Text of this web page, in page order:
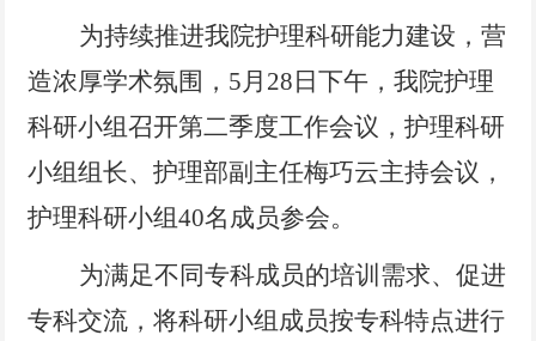
电子院刊
专题链接
为持续推进我院护理科研能力建设，营
造浓厚学术氛围， 5月28日下午，我院护理
科研小组召开第二季度工作会议，护理科研
小组组长、护理部副主任梅巧云主持会议 ，
护理科研小组40名成员参会。
为满足不同专科成员的培训需求、促进
专科交流，将科研小组成员按专科特点进行